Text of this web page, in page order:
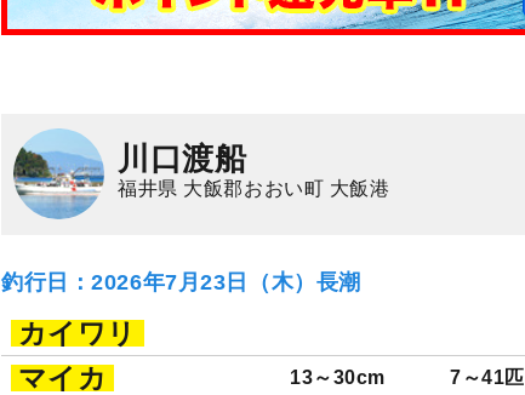
川口渡船
福井県 大飯郡おおい町 大飯港
釣行日：2026年7月23日（木）長潮
カイワリ
マイカ
13～30cm 7～41匹